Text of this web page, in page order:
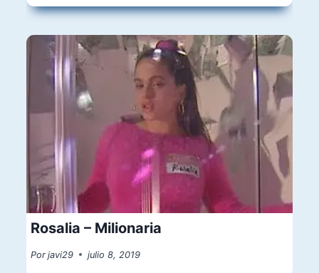
Rosalia – Milionaria
Por javi29 julio 8, 2019